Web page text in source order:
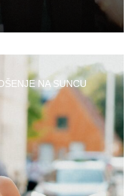
NA SUNCU